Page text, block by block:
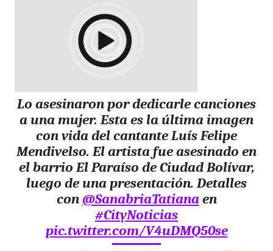
Lo asesinaron por dedicarle canciones
a una mujer. Esta es la última imagen
con vida del cantante Luís Felipe
Mendivelso. El artista fue asesinado en
el barrio El Paraíso de Ciudad Bolívar,
luego de una presentación. Detalles
con@SanabriaTatianaen
#CityNoticias
pic.twitter.com/V4uDMQ50se